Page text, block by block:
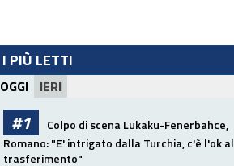
I PIÙ LETTI
OGGI IERI
#1 Colpo di scena Lukaku-Fenerbahce,
Romano: "E' intrigato dalla Turchia, c'è l'ok al
trasferimento"